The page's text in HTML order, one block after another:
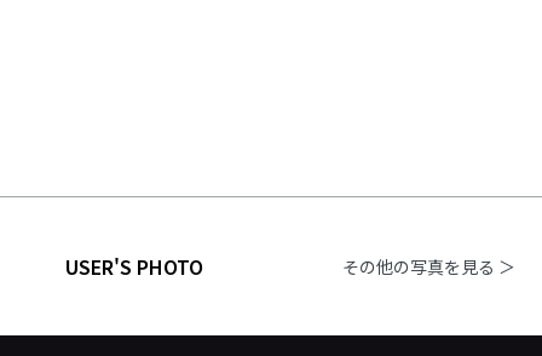
USER'S PHOTO その他の写真を見る ＞